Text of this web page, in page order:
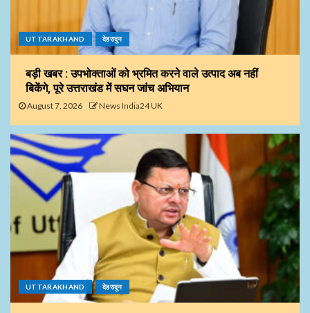
UTTARAKHAND देहरादून
बड़ी खबर : उपभोक्ताओं को भ्रमित करने वाले उत्पाद अब नहीं
बिकेंगे, पूरे उत्तराखंड में सघन जांच अभियान
August 7, 2026 News India24 UK
UTTARAKHAND देहरादून